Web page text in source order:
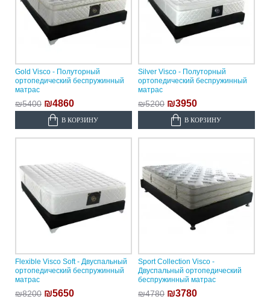
Gold Visco - Полуторный
ортопедический беспружинный
матрас
₪5400 ₪4860
В КОРЗИНУ
Silver Visco - Полуторный
ортопедический беспружинный
матрас
₪5200 ₪3950
В КОРЗИНУ
Flexible Visco Soft - Двуспальный
ортопедический беспружинный
матрас
₪8200 ₪5650
Sport Collection Visco -
Двуспальный ортопедический
беспружинный матрас
₪4780 ₪3780